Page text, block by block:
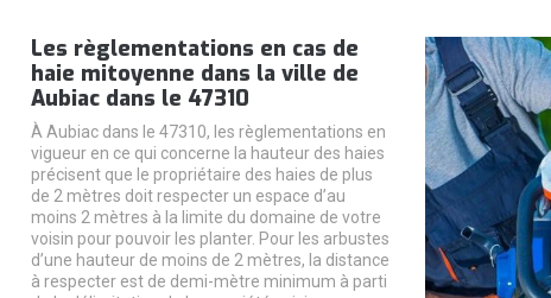
Les règlementations en cas de
haie mitoyenne dans la ville de
Aubiac dans le 47310
À Aubiac dans le 47310, les règlementations en
vigueur en ce qui concerne la hauteur des haies
précisent que le propriétaire des haies de plus
de 2 mètres doit respecter un espace d’au
moins 2 mètres à la limite du domaine de votre
voisin pour pouvoir les planter. Pour les arbustes
d’une hauteur de moins de 2 mètres, la distance
à respecter est de demi-mètre minimum à parti